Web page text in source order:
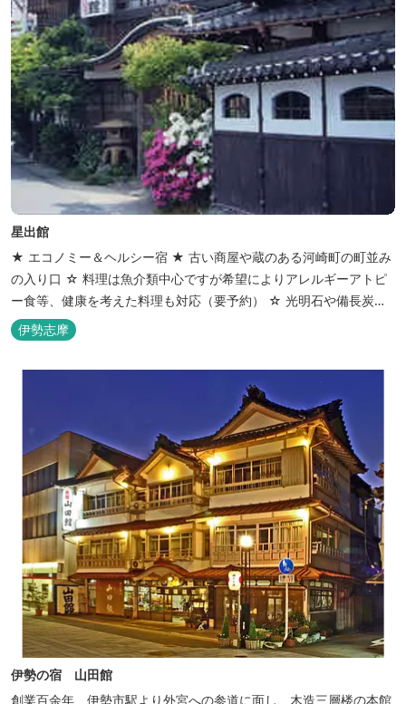
星出館
★ エコノミー＆ヘルシー宿 ★ 古い商屋や蔵のある河崎町の町並み
の入り口 ☆ 料理は魚介類中心ですが希望によりアレルギーアトピ
ー食等、健康を考えた料理も対応（要予約） ☆ 光明石や備長炭を
設置した青森ヒバと信楽焼のお風呂で心身のリフレッシュを！
【Japanese Inn Group 会員です】
伊勢志摩
伊勢の宿 山田館
創業百余年、伊勢市駅より外宮への参道に面し、木造三層楼の本館